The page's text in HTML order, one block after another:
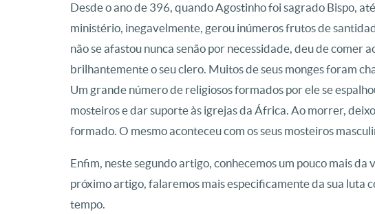
Desde o ano de 396, quando Agostinho foi sagrado Bispo,
ministério, inegavelmente, gerou inúmeros frutos de
não se afastou nunca senão por necessidade, deu de comer
brilhantemente o seu clero. Muitos de seus monges foram
Um grande número de religiosos formados por ele se
mosteiros e dar suporte às igrejas da África. Ao morrer,
formado. O mesmo aconteceu com os seus mosteiros
Enfim, neste segundo artigo, conhecemos um pouco mais
próximo artigo, falaremos mais especificamente da sua luta
tempo.